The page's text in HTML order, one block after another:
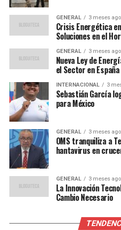
Preocupaciones
privacidad
En 2023, el Gobierno
instalación de la aplicación
oficiales utilizados por sus
que TikTok representaba un
privacidad y seguridad.
La preocupación por la
exclusiva de Canadá. En varios
aplicación ha sido objeto de
posible vinculación con el
los datos de los usuarios.
Reacciones y
GENERAL 3 meses ago
Crisis Energética
Soluciones en el
GENERAL 3 meses ago
Nueva Ley de
el Sector en España
INTERNACIONAL 3
Sebastián García
para México
GENERAL 3 meses ago
OMS tranquiliza a
hantavirus en
GENERAL 3 meses ago
La Innovación
Cambio Necesario